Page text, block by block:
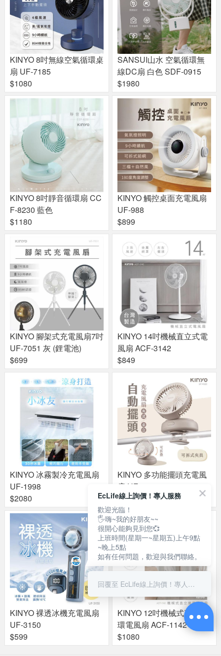
KINYO 8吋無線空氣循環桌
扇 UF-7185
$1080
SANSUI山水 空氣循環無
線DC扇 白色 SDF-0915
$1980
KINYO 8吋靜音循環扇 CC
F-8230 藍色
$1180
KINYO 觸控桌面充電風扇
UF-988
$899
KINYO 腳架式充電風扇7吋
UF-7051 灰 (鋰電池)
$699
KINYO 14吋機械直立式電
風扇 ACF-3142
$849
KINYO 冰霧製冷充電風扇
UF-1998
$2080
KINYO 多功能擺頭充電風
扇 UF-4320
$699
KINYO 裸透冰機充電風扇
UF-3150
$599
KINYO 12吋機械式直立循
環電風扇 ACF-1142
$1080
EcLife線上詢價！專人服務
歡迎光臨！
🖐嗨~我的好朋友~~
很開心能夠見到您💞
上班時間(星期一~星期五)上午9點
~晚上5點
如有任何問題，歡迎與我們聯絡。
回覆至 EcLife線上詢價！專人服務